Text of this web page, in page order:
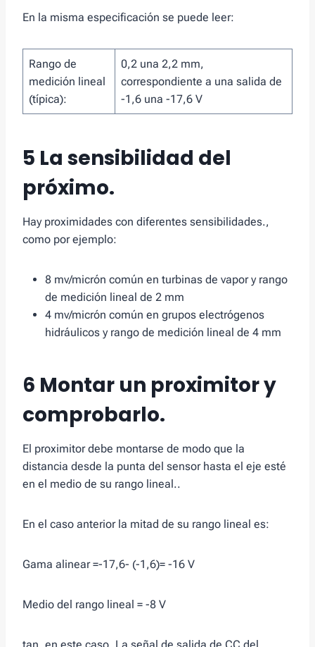
En la misma especificación se puede leer:
Rango de
medición lineal
(típica):
0,2 una 2,2 mm,
correspondiente a una salida de
-1,6 una -17,6 V
5 La sensibilidad del
próximo.
Hay proximidades con diferentes sensibilidades.,
como por ejemplo:
8 mv/micrón común en turbinas de vapor y rango
de medición lineal de 2 mm
4 mv/micrón común en grupos electrógenos
hidráulicos y rango de medición lineal de 4 mm
6 Montar un proximitor y
comprobarlo.
El proximitor debe montarse de modo que la
distancia desde la punta del sensor hasta el eje esté
en el medio de su rango lineal..
En el caso anterior la mitad de su rango lineal es:
Gama alinear =-17,6- (-1,6)= -16 V
Medio del rango lineal = -8 V